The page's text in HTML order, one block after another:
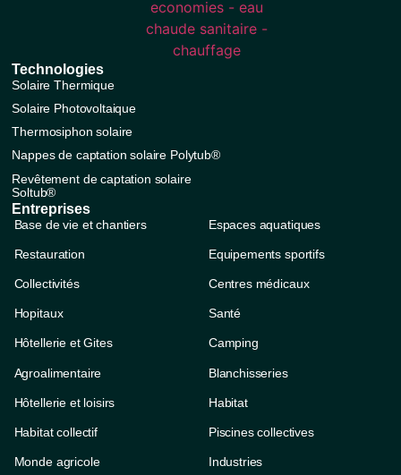
Entreprises
Base de vie et chantiers Espaces aquatiques
Restauration Equipements sportifs
Collectivités Centres médicaux
Hopitaux Santé
Hôtellerie et Gites Camping
Agroalimentaire Blanchisseries
Hôtellerie et loisirs Habitat
Habitat collectif Piscines collectives
Monde agricole Industries
Technologies
Solaire Thermique
Solaire Photovoltaique
Thermosiphon solaire
Nappes de captation solaire Polytub®
Revêtement de captation solaire
Soltub®